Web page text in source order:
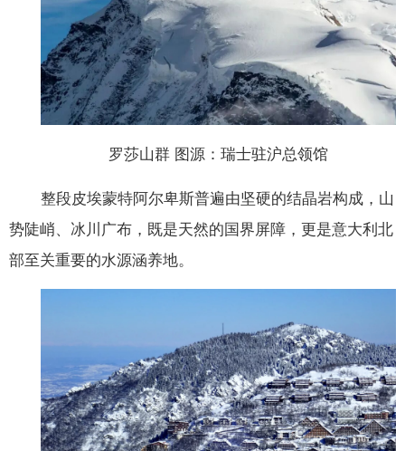
罗莎山群 图源：瑞士驻沪总领馆
整段皮埃蒙特阿尔卑斯普遍由坚硬的结晶岩构成，山
势陡峭、冰川广布，既是天然的国界屏障，更是意大利北
部至关重要的水源涵养地。